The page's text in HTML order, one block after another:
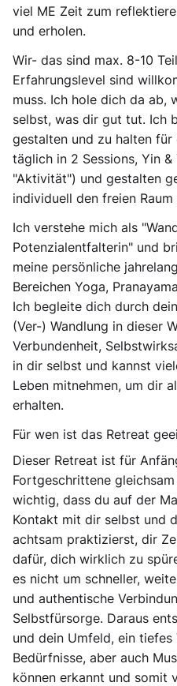
viel ME Zeit zum
und erholen.
Wir- das sind max. 8-10
Erfahrungslevel sind
muss. Ich hole dich da ab,
selbst, was dir gut tut. Ich
gestalten und zu halten für
täglich in 2 Sessions, Yin &
"Aktivität") und gestalten
individuell den freien
Ich verstehe mich als
Potenzialentfalterin" und
meine persönliche
Bereichen Yoga,
Ich begleite dich durch
(Ver-) Wandlung in dieser
Verbundenheit,
in dir selbst und kannst
Leben mitnehmen, um dir
erhalten.
Für wen ist das Retreat
Dieser Retreat ist für
Fortgeschrittene
wichtig, dass du auf der
Kontakt mit dir selbst und
achtsam praktizierst, dir
dafür, dich wirklich zu
es nicht um schneller,
und authentische
Selbstfürsorge. Daraus
und dein Umfeld, ein
Bedürfnisse, aber auch
können erkannt und somit